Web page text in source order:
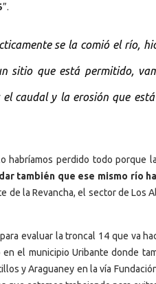
”.
se la comió el río,
sitio que está permitido,
caudal y la erosión que
habríamos perdido todo porque
también que ese mismo río
de la Revancha, el sector de Los
evaluar la troncal 14 que va
el municipio Uribante donde
y Araguaney en la vía